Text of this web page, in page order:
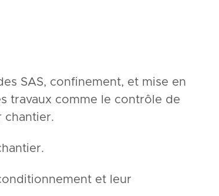
SAS, confinement, et mise en
travaux comme le contrôle de
chantier.
et leur